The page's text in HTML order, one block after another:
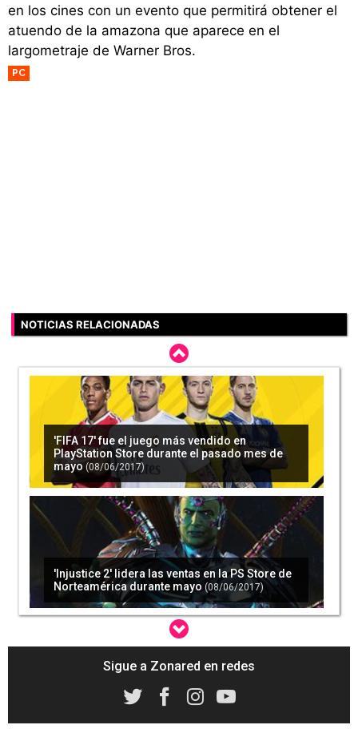
en los cines con un evento que permitirá obtener el
atuendo de la amazona que aparece en el
largometraje de Warner Bros.
PC
NOTICIAS RELACIONADAS
'FIFA 17' fue el juego más vendido en
PlayStation Store durante el pasado mes de
mayo (08/06/2017)
'Injustice 2' lidera las ventas en la PS Store de
Norteamérica durante mayo (08/06/2017)
'Injustice 2' y PS4 lideran las ventas en Estados
Unidos durante mayo
(20/06/2017)
Sigue a Zonared en redes